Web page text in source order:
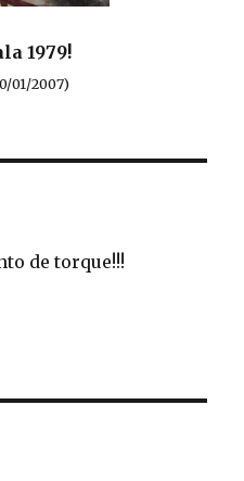
1979!
01/2007)
de torque!!!